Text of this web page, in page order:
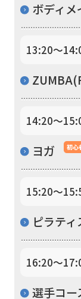
ボディ
13:20〜
14:20〜
ヨガ 初心
15:20〜
ピラティ
16:20〜
選手コ